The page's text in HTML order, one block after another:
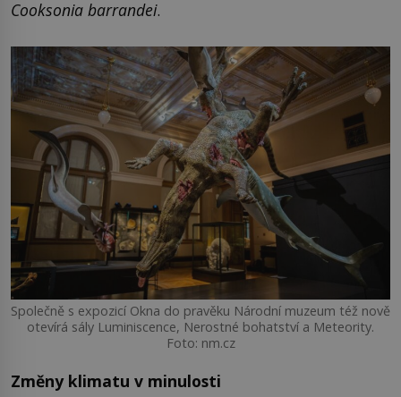
Cooksonia barrandei.
Společně s expozicí Okna do pravěku Národní muzeum též nově
otevírá sály Luminiscence, Nerostné bohatství a Meteority.
Foto: nm.cz
Změny klimatu v minulosti